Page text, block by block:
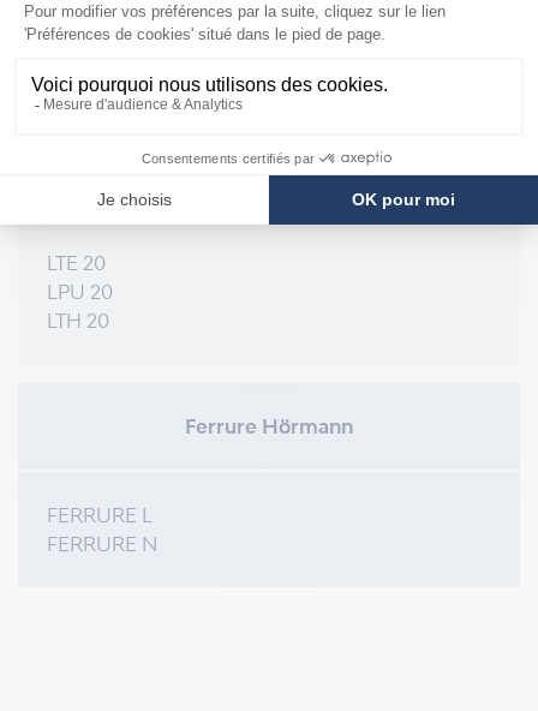
COMPATIBILITÉ
Porte Hörmann
LTE 20
LPU 20
LTH 20
Ferrure Hörmann
FERRURE L
FERRURE N